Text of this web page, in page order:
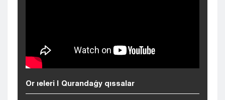
Ýst-Kamenogorsk
Or ıeleri | Qurandaǵy qıssalar